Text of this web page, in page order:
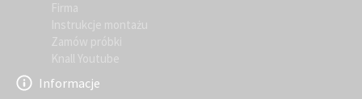
Firma
Instrukcje montażu
Zamów próbki
Knall Youtube
Informacje